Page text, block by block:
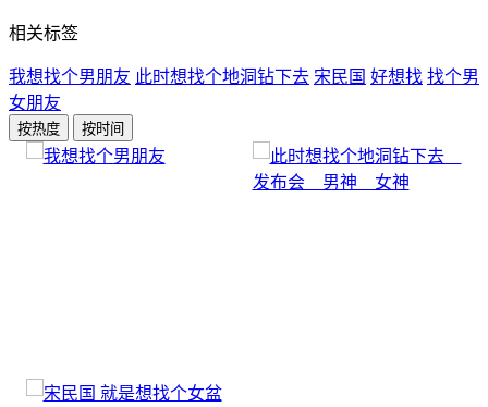
相关标签
我想找个男朋友 此时想找个地洞钻下去 宋民国 好想找 找个男
女朋友
按热度 按时间